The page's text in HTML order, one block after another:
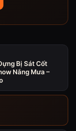
Bị Sát Cốt
Nắng Mưa –